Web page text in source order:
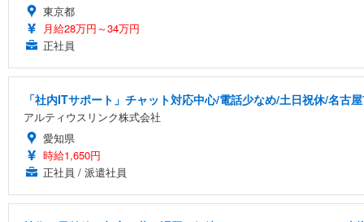
東京都
月給28万円～34万円
正社員
「社内ITサポート」チャット対応中心/電話少なめ/土日祝休/名古
アルティウスリンク株式会社
愛知県
時給1,650円
正社員 / 派遣社員